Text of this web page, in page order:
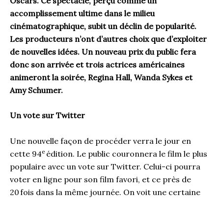
accomplissement ultime dans le milieu
cinématographique, subit un déclin de popularité.
Les producteurs n’ont d’autres choix que d’exploiter
de nouvelles idées. Un nouveau prix du public fera
donc son arrivée et trois actrices américaines
animeront la soirée, Regina Hall, Wanda Sykes et
Amy Schumer.
Un vote sur Twitter
Une nouvelle façon de procéder verra le jour en
cette 94e édition. Le public couronnera le film le plus
populaire avec un vote sur Twitter. Celui-ci pourra
voter en ligne pour son film favori, et ce près de
20 fois dans la même journée. On voit une certaine